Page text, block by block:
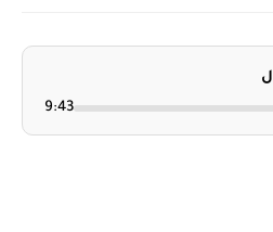
9:43